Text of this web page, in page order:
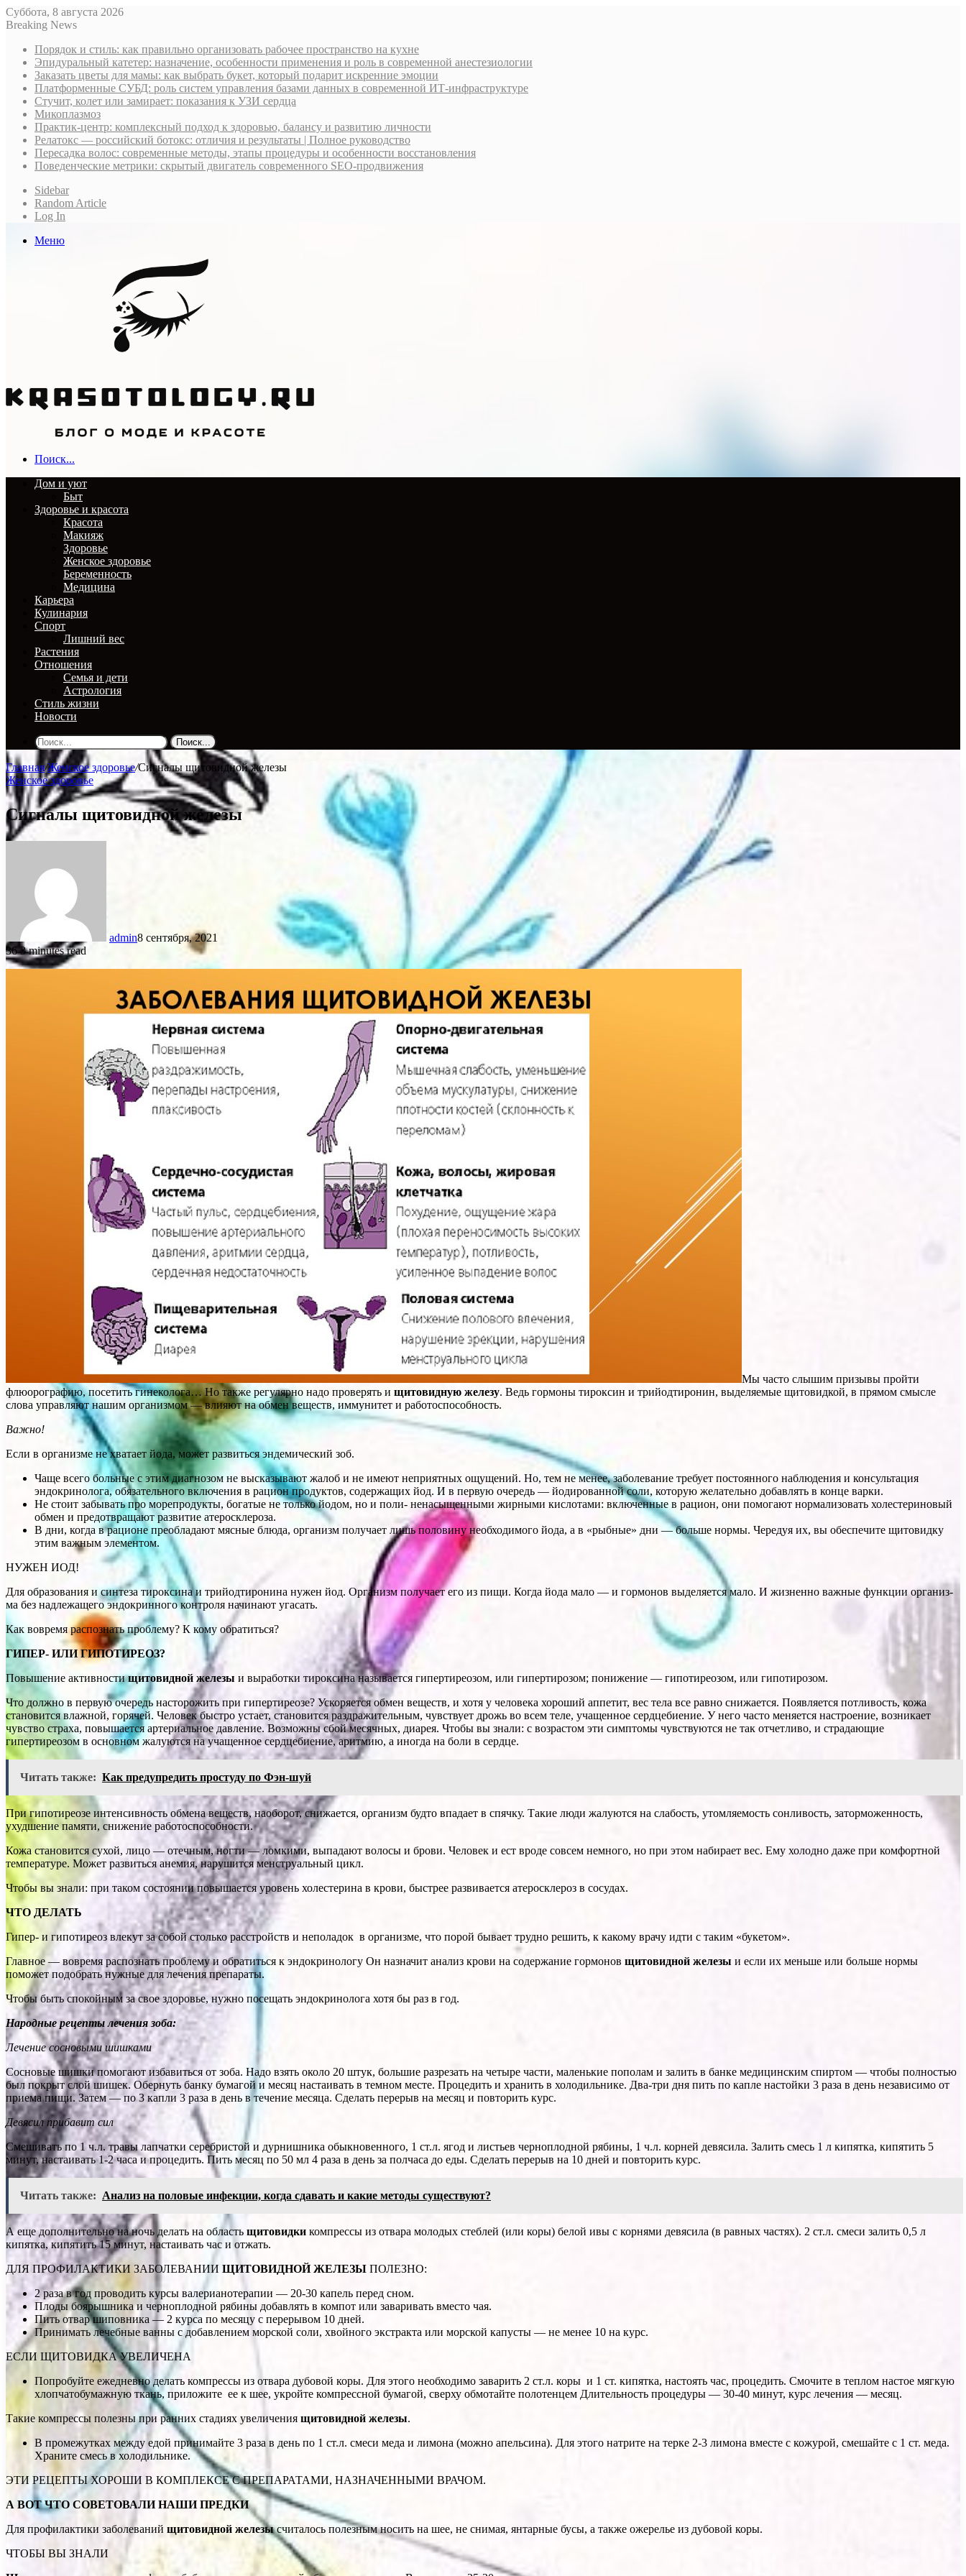
Суббота, 8 августа 2026
Breaking News
Порядок и стиль: как правильно организовать рабочее пространство на кухне
Эпидуральный катетер: назначение, особенности применения и роль в современной анестезиологии
Заказать цветы для мамы: как выбрать букет, который подарит искренние эмоции
Платформенные СУБД: роль систем управления базами данных в современной ИТ-инфраструктуре
Стучит, колет или замирает: показания к УЗИ сердца
Микоплазмоз
Практик-центр: комплексный подход к здоровью, балансу и развитию личности
Релатокс — российский ботокс: отличия и результаты | Полное руководство
Пересадка волос: современные методы, этапы процедуры и особенности восстановления
Поведенческие метрики: скрытый двигатель современного SEO-продвижения
Sidebar
Random Article
Log In
Меню
Поиск...
Дом и уют
Быт
Здоровье и красота
Красота
Макияж
Здоровье
Женское здоровье
Беременность
Медицина
Карьера
Кулинария
Спорт
Лишний вес
Растения
Отношения
Семья и дети
Астрология
Стиль жизни
Новости
Поиск...
Главная/Женское здоровье/Сигналы щитовидной железы
Женское здоровье
Сигналы щитовидной железы
admin8 сентября, 2021
363 minutes read
Мы часто слышим призывы пройти
флюорографию, посетить гинеколога… Но также регулярно надо проверять и щитовидную железу. Ведь гормоны тироксин и трийодтиронин, выделяемые щитовидкой, в прямом смысле
слова управляют нашим организмом — влияют на обмен веществ, иммунитет и работоспособность.
Важно!
Если в организме не хвата­ет йода, может развиться эндемический зоб.
Чаще всего больные с этим диагнозом не выска­зывают жалоб и не имеют неприятных ощущений. Но, тем не менее, заболевание требует постоянного на­блюдения и консультация
эндокринолога, обязательного включения в рацион продуктов, содер­жащих йод. И в первую оче­редь — йодированной соли, которую желательно добав­лять в конце варки.
Не стоит забывать про морепродукты, богатые не только йодом, но и поли- ненасыщенными жирными кислотами: включенные в рацион, они помогают нор­мализовать холестериновый
обмен и предотвращают развитие атеросклероза.
В дни, когда в рационе преобладают мясные блю­да, организм получает лишь половину необходимого йода, а в «рыбные» дни — больше нормы. Чередуя их, вы обеспечите щитовидку
этим важным элементом.
НУЖЕН ИОД!
Для образования и синтеза тироксина и трийодтиронина нужен йод. Орга­низм получает его из пищи. Когда йода мало — и гормонов выделяется мало. И жизненно важные функции организ­
ма без надлежащего эндокринного контроля начинают угасать.
Как вовремя распознать проблему? К кому обратиться?
ГИПЕР- ИЛИ ГИПОТИРЕОЗ?
Повышение активностищитовидной железы и выработки тироксина назы­вается гипертиреозом, или гипертирозом; понижение — гипотиреозом, или гипотирозом.
Что должно в первую очередь на­сторожить при гипертиреозе? Уско­ряется обмен веществ, и хотя у чело­века хороший аппетит, вес тела все равно снижается. Появляется потли­вость, кожа
становится влажной, го­рячей. Человек быстро устает, ста­новится раздражительным, чувствует дрожь во всем теле, учащенное серд­цебиение. У него часто меняется на­строение, возникает
чувство страха, повышается артериальное давление. Возможны сбой месячных, диарея. Чтобы вы знали: с возрастом эти симптомы чувствуются не так отчет­ливо, и страдающие
гипертиреозом в основном жалуются на учащенное сердцебиение, аритмию, а иногда на боли в сердце.
Читать также: Как предупредить простуду по Фэн-шуй
При гипотиреозе интенсивность об­мена веществ, наоборот, снижается, ор­ганизм будто впадает в спячку. Такие люди жалуются на слабость, утомляемость сонливость, заторможенность,
ухудшение памяти, снижение работоспособ­ности.
Кожа становится сухой, лицо — отечным, ногти — ломкими, выпадают волосы и брови. Человек и ест вроде совсем немного, но при этом набирает вес. Ему холодно даже при комфортной
температуре. Может развиться анемия, нарушится менструальный цикл.
Чтобы вы знали: при таком состоянии повышается уровень холестерина в крови, быстрее развивается атеросклероз в сосудах.
ЧТО ДЕЛАТЬ
Гипер- и гипотиреоз влекут за собой столько расстройств и неполадок в организме, что порой бывает трудно решить, к какому врачу идти с таким «букетом».
Главное — вовремя распознать проблему и обратиться к эндокринологу Он назначит анализ крови на содержание гормонов щитовидной железы и если их меньше или больше нормы
поможет подобрать нужные для лечения препараты.
Чтобы быть спокойным за свое здоровье, нужно посещать эндокринолога хотя бы раз в год.
Народные рецепты лечения зоба:
Лечение сосновыми шишками
Сосновые шишки помогают избавиться от зоба. Надо взять около 20 штук, большие разрезать на четыре части, маленькие пополам и залить в банке медицинским спиртом — чтобы полностью
был покрыт слой шишек. Обернуть банку бумагой и месяц настаивать в темном месте. Процедить и хранить в холодильнике. Два-три дня пить по капле настойки 3 раза в день не­зависимо от
приема пищи. Затем — по 3 капли 3 раза в день в течение месяца. Сде­лать перерыв на месяц и повторить курс.
Девясил прибавит сил
Смешивать по 1 ч.л. травы лапчатки серебристой и дур­нишника обыкновенного, 1 ст.л. ягод и листьев черноплод­ной рябины, 1 ч.л. корней девясила. Залить смесь 1 л ки­пятка, кипятить 5
минут, настаивать 1-2 часа и процедить. Пить месяц по 50 мл 4 раза в день за полчаса до еды. Сделать перерыв на 10 дней и повторить курс.
Читать также: Анализ на половые инфекции, когда сдавать и какие методы существуют?
А еще дополнительно на ночь делать на область щитовид­ки компрессы из отвара молодых стеблей (или коры) белой ивы с корнями девясила (в равных частях). 2 ст.л. смеси за­лить 0,5 л
кипятка, кипятить 15 минут, настаивать час и от­жать.
ДЛЯ ПРОФИЛАКТИКИ ЗАБОЛЕВАНИИ ЩИТОВИДНОЙ ЖЕЛЕЗЫ ПОЛЕЗНО:
2 раза в год проводить курсы валерианотерапии — 20-30 капель перед сном.
Плоды боярышника и черноплодной рябины добавлять в компот или зава­ривать вместо чая.
Пить отвар шиповника — 2 курса по месяцу с перерывом 10 дней.
Принимать лечебные ванны с добавлением морской соли, хвойного экс­тракта или морской капусты — не менее 10 на курс.
ЕСЛИ ЩИТОВИДКА УВЕЛИЧЕНА
Попробуйте ежедневно делать компрессы из отвара дубовой коры. Для этого необходимо зава­рить 2 ст.л. коры и 1 ст. кипятка, настоять час, процедить. Смочите в теплом настое мягкую
хлопчатобумажную ткань, приложите ее к шее, укройте компрессной бумагой, сверху обмотайте полотенцем Длительность процедуры — 30-40 минут, курс лечения — месяц.
Такие компрессы полезны при ранних стадиях увеличения щитовидной железы.
В промежутках между едой принимайте 3 раза в день по 1 ст.л. смеси меда и лимона (можно апельсина). Для этого натрите на терке 2-3 лимона вместе с кожурой, смешайте с 1 ст. меда.
Храните смесь в холодильнике.
ЭТИ РЕЦЕПТЫ ХОРОШИ В КОМПЛЕКСЕ С ПРЕПАРАТАМИ, НАЗНАЧЕННЫМИ ВРАЧОМ.
А ВОТ ЧТО СОВЕТОВАЛИ НАШИ ПРЕДКИ
Для профилактики заболеваний щитовидной железысчиталось полезным носить на шее, не снимая, янтарные бусы, а также ожерелье из дубовой коры.
ЧТОБЫ ВЫ ЗНАЛИ